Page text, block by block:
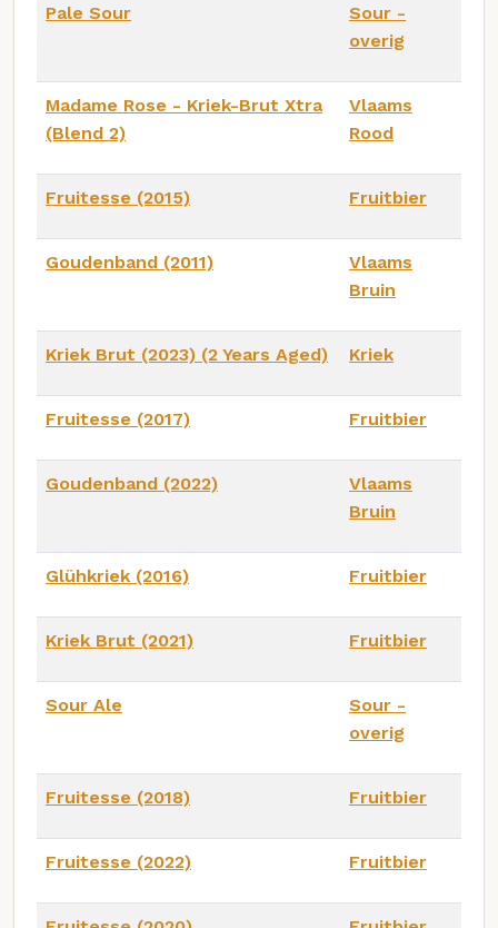
Pale Sour
Sour -
overig
Madame Rose - Kriek-Brut Xtra
(Blend 2)
Vlaams
Rood
Fruitesse (2015) Fruitbier
Goudenband (2011)
Vlaams
Bruin
Kriek Brut (2023) (2 Years Aged) Kriek
Fruitesse (2017) Fruitbier
Goudenband (2022)
Vlaams
Bruin
Glühkriek (2016) Fruitbier
Kriek Brut (2021) Fruitbier
Sour Ale
Sour -
overig
Fruitesse (2018) Fruitbier
Fruitesse (2022) Fruitbier